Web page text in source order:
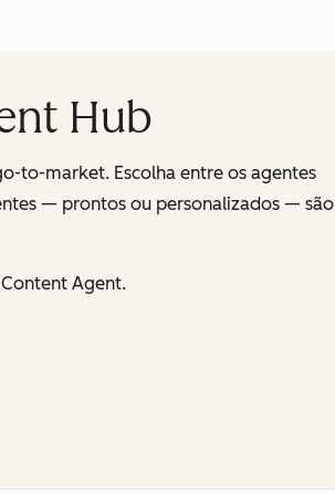
Hub
to-market. Escolha entre os agentes
— prontos ou personalizados — são
Agent.